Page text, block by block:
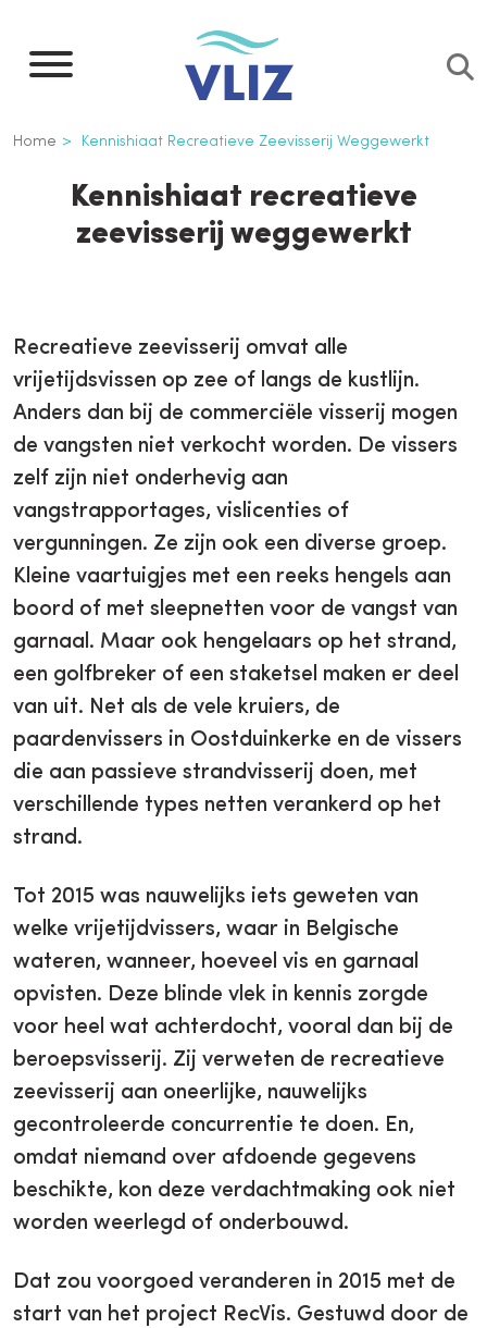
naar
inhoud
Kruimelpad
Home Kennishiaat Recreatieve Zeevisserij Weggewerkt
Kennishiaat recreatieve
zeevisserij weggewerkt
Recreatieve zeevisserij omvat alle
vrijetijdsvissen op zee of langs de kustlijn.
Anders dan bij de commerciële visserij mogen
de vangsten niet verkocht worden. De vissers
zelf zijn niet onderhevig aan
vangstrapportages, vislicenties of
vergunningen. Ze zijn ook een diverse groep.
Kleine vaartuigjes met een reeks hengels aan
boord of met sleepnetten voor de vangst van
garnaal. Maar ook hengelaars op het strand,
een golfbreker of een staketsel maken er deel
van uit. Net als de vele kruiers, de
paardenvissers in Oostduinkerke en de vissers
die aan passieve strandvisserij doen, met
verschillende types netten verankerd op het
strand.
Tot 2015 was nauwelijks iets geweten van
welke vrijetijdvissers, waar in Belgische
wateren, wanneer, hoeveel vis en garnaal
opvisten. Deze blinde vlek in kennis zorgde
voor heel wat achterdocht, vooral dan bij de
beroepsvisserij. Zij verweten de recreatieve
zeevisserij aan oneerlijke, nauwelijks
gecontroleerde concurrentie te doen. En,
omdat niemand over afdoende gegevens
beschikte, kon deze verdachtmaking ook niet
worden weerlegd of onderbouwd.
Dat zou voorgoed veranderen in 2015 met de
start van het project RecVis. Gestuwd door de